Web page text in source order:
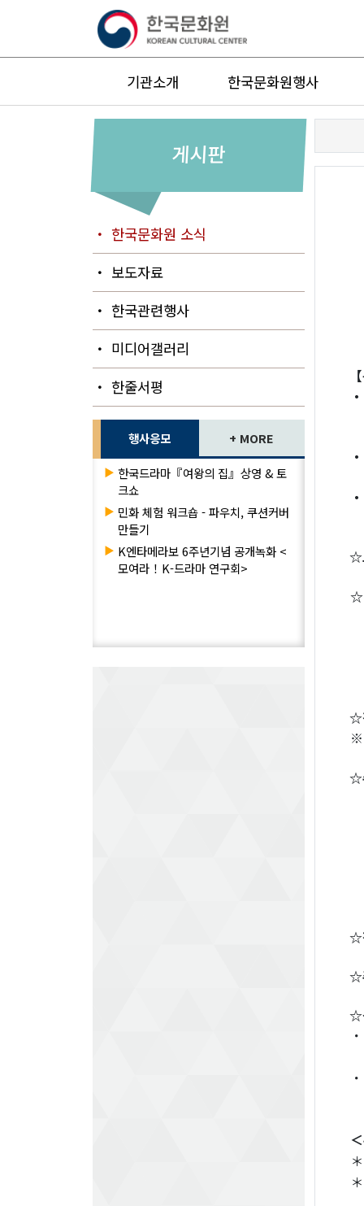
기관소개 한국문화원행사
게시판
・ 한국문화원 소식
・ 보도자료
・ 한국관련행사
・ 미디어갤러리
・ 한줄서평
행사응모 + MORE
▶ 한국드라마『여왕의 집』상영 & 토
크쇼
▶ 민화 체험 워크숍 - 파우치, 쿠션커버
만들기
▶ K엔타메라보 6주년기념 공개녹화 <
모여라！K-드라마 연구회>
・
・
・
☆
☆
☆
※
☆
☆
☆
☆
・
・
＊
＊